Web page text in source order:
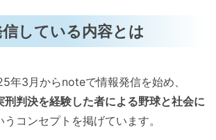
している内容とは
年3月からnoteで情報発信を始め、
刑判決を経験した者による野球と社会に
うコンセプトを掲げています。